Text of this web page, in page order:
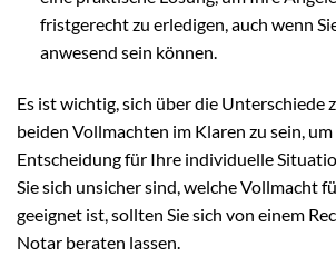
fristgerecht zu erledigen, auch wenn
anwesend sein können.
Es ist wichtig, sich über die Unterschiede
beiden Vollmachten im Klaren zu sein,
Entscheidung für Ihre individuelle
Sie sich unsicher sind, welche Vollmacht
geeignet ist, sollten Sie sich von einem
Notar beraten lassen.